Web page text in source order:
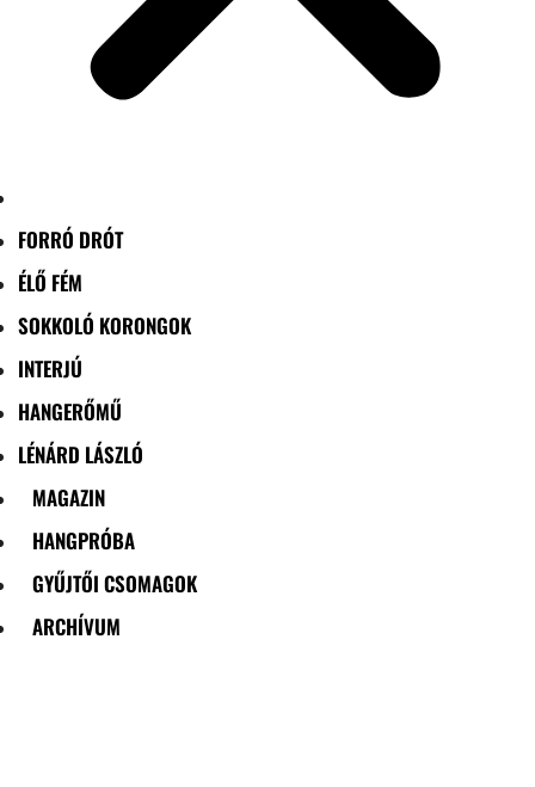
FORRÓ DRÓT
ÉLŐ FÉM
SOKKOLÓ KORONGOK
INTERJÚ
HANGERŐMŰ
LÉNÁRD LÁSZLÓ
MAGAZIN
HANGPRÓBA
GYŰJTŐI CSOMAGOK
ARCHÍVUM